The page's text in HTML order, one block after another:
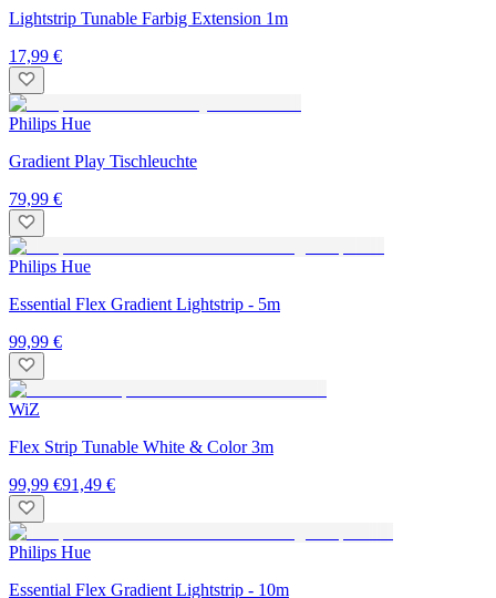
Lightstrip Tunable Farbig Extension 1m
17,99 €
Philips Hue
Gradient Play Tischleuchte
79,99 €
Philips Hue
Essential Flex Gradient Lightstrip - 5m
99,99 €
WiZ
Flex Strip Tunable White & Color 3m
99,99 €91,49 €
Philips Hue
Essential Flex Gradient Lightstrip - 10m